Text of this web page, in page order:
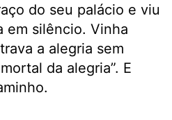
do seu palácio e viu
em silêncio. Vinha
a alegria sem
da alegria”. E